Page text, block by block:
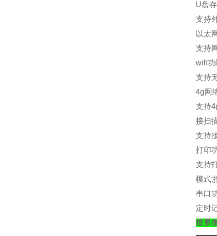
U盘
支持
以太
支持
wifi功
支持
4g网
支持
接扫
支持
打印
支持
模式:
串口
定时
煜景